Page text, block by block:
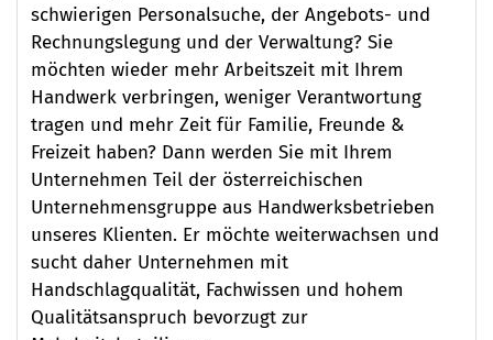
schwierigen Personalsuche, der Angebots- und
Rechnungslegung und der Verwaltung? Sie
möchten wieder mehr Arbeitszeit mit Ihrem
Handwerk verbringen, weniger Verantwortung
tragen und mehr Zeit für Familie, Freunde &
Freizeit haben? Dann werden Sie mit Ihrem
Unternehmen Teil der österreichischen
Unternehmensgruppe aus Handwerksbetrieben
unseres Klienten. Er möchte weiterwachsen und
sucht daher Unternehmen mit
Handschlagqualität, Fachwissen und hohem
Qualitätsanspruch bevorzugt zur